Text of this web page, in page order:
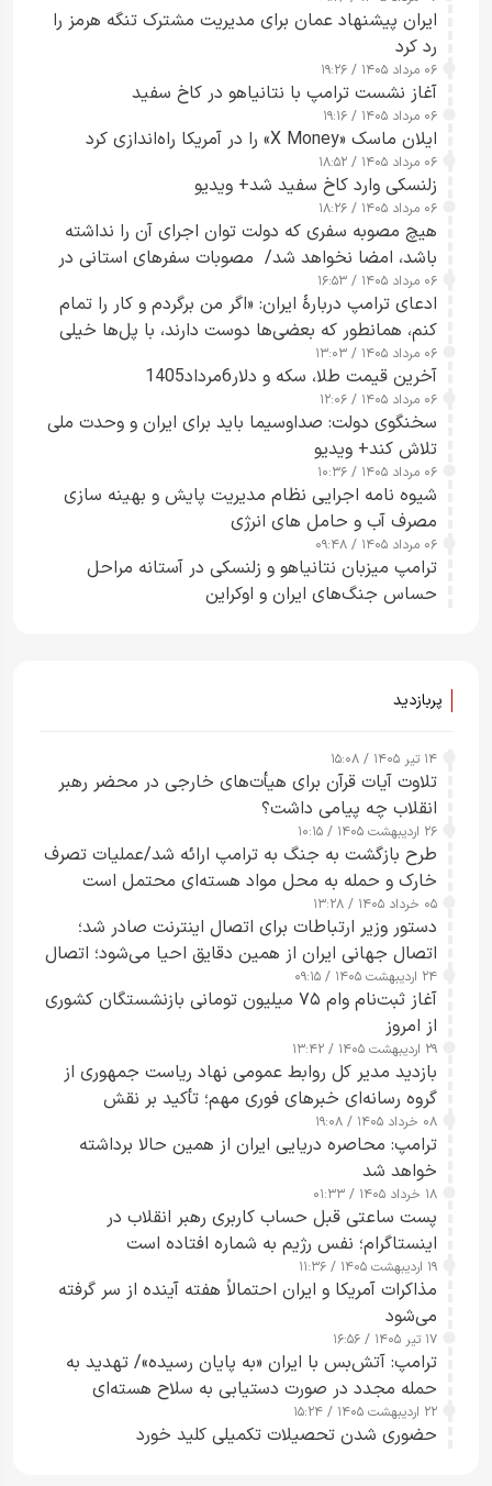
ایران پیشنهاد عمان برای مدیریت مشترک تنگه هرمز را
رد کرد
۰۶ مرداد ۱۴۰۵ / ۱۹:۲۶
آغاز نشست ترامپ با نتانیاهو در کاخ سفید
۰۶ مرداد ۱۴۰۵ / ۱۹:۱۶
ایلان ماسک «X Money» را در آمریکا راه‌اندازی کرد
۰۶ مرداد ۱۴۰۵ / ۱۸:۵۲
زلنسکی وارد کاخ سفید شد+ ویدیو
۰۶ مرداد ۱۴۰۵ / ۱۸:۲۶
هیچ مصوبه سفری که دولت توان اجرای آن را نداشته
باشد، امضا نخواهد شد/ مصوبات سفرهای استانی در
چارچوب قانون بودجه است+ عکس
۰۶ مرداد ۱۴۰۵ / ۱۶:۵۳
ادعای ترامپ دربارهٔ ایران: «اگر من برگردم و کار را تمام
کنم، همانطور که بعضی‌ها دوست دارند، با پل‌ها خیلی
راحت می‌توانم بیشتر پل‌هایشان را در کمتر از یک
ساعت از بین ببرم+ ویدیو
۰۶ مرداد ۱۴۰۵ / ۱۳:۰۳
آخرین قیمت طلا، سکه و دلار6مرداد1405
۰۶ مرداد ۱۴۰۵ / ۱۲:۰۶
سخنگوی دولت: صداوسیما باید برای ایران و وحدت ملی
تلاش کند+ ویدیو
۰۶ مرداد ۱۴۰۵ / ۱۰:۳۶
شیوه نامه اجرایی نظام مدیریت پایش و بهینه سازی
مصرف آب و حامل های انرژی
۰۶ مرداد ۱۴۰۵ / ۰۹:۴۸
ترامپ میزبان نتانیاهو و زلنسکی در آستانه مراحل
حساس جنگ‌های ایران و اوکراین
پربازدید
۱۴ تیر ۱۴۰۵ / ۱۵:۰۸
تلاوت آیات قرآن برای هیأت‌های خارجی در محضر رهبر
انقلاب چه پیامی داشت؟
۲۶ اردیبهشت ۱۴۰۵ / ۱۰:۱۵
طرح‌ بازگشت به جنگ به ترامپ ارائه شد/عملیات تصرف
خارک و حمله به محل مواد هسته‌ای محتمل است
۰۵ خرداد ۱۴۰۵ / ۱۳:۲۸
دستور وزیر ارتباطات برای اتصال اینترنت صادر شد؛
اتصال جهانی ایران از همین دقایق احیا می‌شود؛ اتصال
کامل مردم تا ۲۴ ساعت آینده
۲۴ اردیبهشت ۱۴۰۵ / ۰۹:۱۵
آغاز ثبت‌نام وام ۷۵ میلیون تومانی بازنشستگان کشوری
از امروز
۲۹ اردیبهشت ۱۴۰۵ / ۱۳:۴۲
بازدید مدیر کل روابط عمومی نهاد ریاست جمهوری از
گروه رسانه‌ای خبرهای فوری مهم؛ تأکید بر نقش
رسانه‌های هوشمند و مسئول در ارتقای آگاهی عمومی
۰۸ خرداد ۱۴۰۵ / ۱۹:۰۸
ترامپ: محاصره دریایی ایران از همین حالا برداشته
خواهد شد
۱۸ خرداد ۱۴۰۵ / ۰۱:۳۳
پست ساعتی قبل حساب کاربری رهبر انقلاب در
اینستاگرام؛ نفس رژیم به شماره افتاده است​
۱۹ اردیبهشت ۱۴۰۵ / ۱۱:۳۶
مذاکرات آمریکا و ایران احتمالاً هفته آینده از سر گرفته
می‌شود
۱۷ تیر ۱۴۰۵ / ۱۶:۵۶
ترامپ: آتش‌بس با ایران «به پایان رسیده»/ تهدید به
حمله مجدد در صورت دستیابی به سلاح هسته‌ای
۲۲ اردیبهشت ۱۴۰۵ / ۱۵:۲۴
حضوری شدن تحصیلات تکمیلی کلید خورد